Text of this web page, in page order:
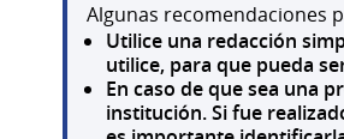
Algunas recomendaciones
Utilice una redacción
utilice, para que pueda
En caso de que sea una
institución. Si fue